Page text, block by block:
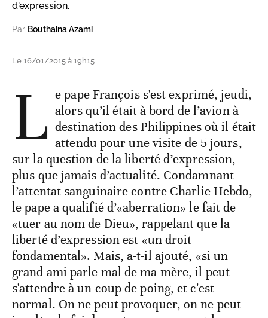
d'expression.
Par Bouthaina Azami
Le 16/01/2015 à 19h15
L e pape François s'est exprimé, jeudi,
alors qu’il était à bord de l’avion à
destination des Philippines où il était
attendu pour une visite de 5 jours,
sur la question de la liberté d’expression,
plus que jamais d’actualité. Condamnant
l’attentat sanguinaire contre Charlie Hebdo,
le pape a qualifié d’«aberration» le fait de
«tuer au nom de Dieu», rappelant que la
liberté d’expression est «un droit
fondamental». Mais, a-t-il ajouté, «si un
grand ami parle mal de ma mère, il peut
s'attendre à un coup de poing, et c'est
normal. On ne peut provoquer, on ne peut